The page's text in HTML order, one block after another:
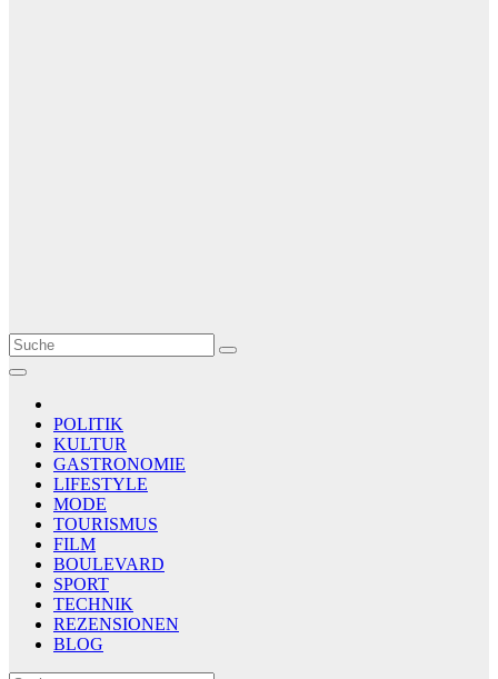
Le Matin
AGENCE DE PRESSE
POLITIK
KULTUR
GASTRONOMIE
LIFESTYLE
MODE
TOURISMUS
FILM
BOULEVARD
SPORT
TECHNIK
REZENSIONEN
BLOG